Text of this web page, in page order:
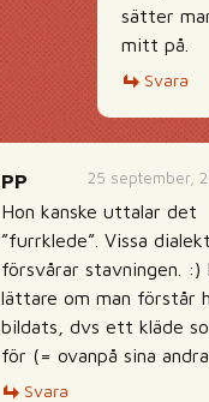
sätter
mitt på.
Svara
25 september,
PP
Hon kanske uttalar det
”furrklede”. Vissa
försvårar stavningen. :)
lättare om man förstår
bildats, dvs ett kläde
för (= ovanpå sina
Svara